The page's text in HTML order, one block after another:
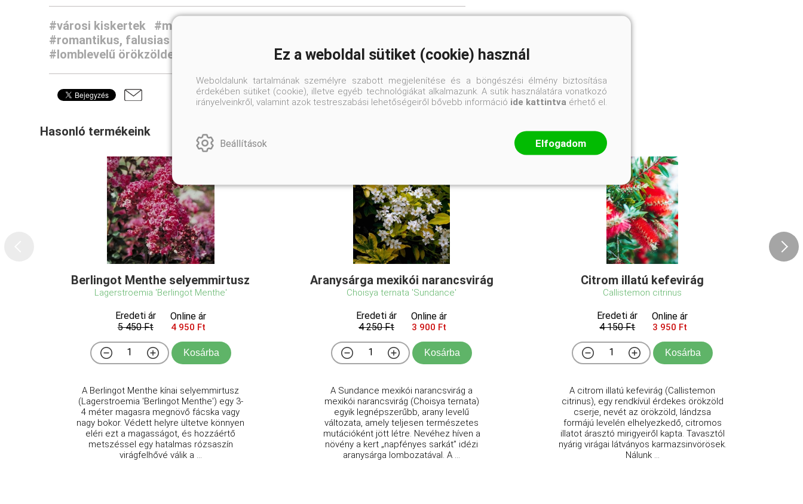
#városi kiskertek
#modern, minimalista kertek
#romantikus, falusias kertek
#lomblevelű örökzöldek
#sövénynövények
Hasonló termékeink
Berlingot Menthe selyemmirtusz
Lagerstroemia 'Berlingot Menthe'
Eredeti ár
5 450 Ft
Online ár
4 950 Ft
Kosárba
A Berlingot Menthe kínai selyemmirtusz
(Lagerstroemia 'Berlingot Menthe') egy 3-
4 méter magasra megnövő fácska vagy
nagy bokor. Védett helyre ültetve könnyen
eléri ezt a magasságot, és hozzáértő
metszéssel egy hatalmas rózsaszín
virágfelhővé válik a ...
Aranysárga mexikói narancsvirág
Choisya ternata 'Sundance'
Eredeti ár
4 250 Ft
Online ár
3 900 Ft
Kosárba
A Sundance mexikói narancsvirág a
mexikói narancsvirág (Choisya ternata)
egyik legnépszerűbb, arany levelű
változata, amely teljesen természetes
mutációként jött létre. Nevéhez híven a
növény a kert „napfényes sarkát” idézi
aranysárga lombozatával. A ...
Citrom illatú kefevirág
Callistemon citrinus
Eredeti ár
4 150 Ft
Online ár
3 950 Ft
Kosárba
A citrom illatú kefevirág (Callistemon
citrinus), egy rendkívül érdekes örökzöld
cserje, nevét az örökzöld, lándzsa
formájú levelén elhelyezkedő, citromos
illatot árasztó mirigyeiről kapta. Tavasztól
nyárig virágai látványos karmazsinvörösek.
Nálunk ...
Ez a weboldal sütiket (cookie) használ
Weboldalunk tartalmának személyre szabott megjelenítése és a böngészési élmény biztosítása
érdekében sütiket (cookie), illetve egyéb technológiákat alkalmazunk. A sütik használatára vonatkozó
irányelveinkről, valamint azok testreszabási lehetőségeiről bővebb információ ide kattintva érhető el.
Beállítások Elfogadom